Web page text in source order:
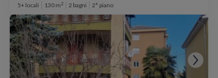
5+ locali 130 m2 2 bagni 2° piano